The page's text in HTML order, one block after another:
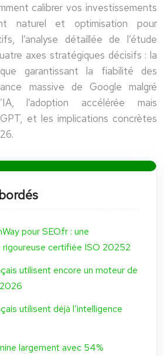
calibrer vos investissements
naturel et optimisation pour
l’analyse détaillée de l’étude
axes stratégiques décisifs : la
garantissant la fiabilité des
massive de Google malgré
l’adoption accélérée mais
et les implications concrètes
pour SEO.fr : une
certifiée ISO 20252
utilisent encore un moteur de
utilisent déjà l’intelligence
largement avec 54%